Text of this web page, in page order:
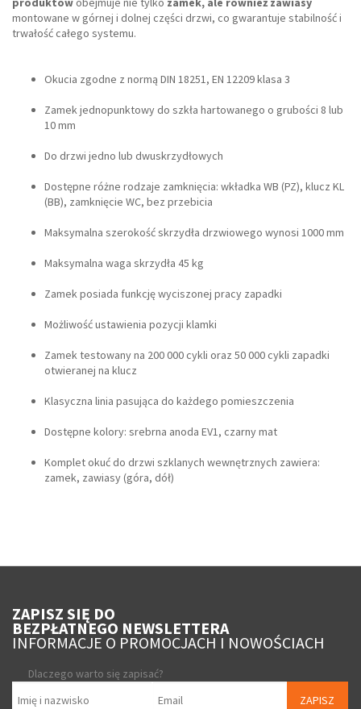
montowane w górnej i dolnej części drzwi, co gwarantuje stabilność i
trwałość całego systemu.
Okucia zgodne z normą DIN 18251, EN 12209 klasa 3
Zamek jednopunktowy do szkła hartowanego o grubości 8 lub
10 mm
Do drzwi jedno lub dwuskrzydłowych
Dostępne różne rodzaje zamknięcia: wkładka WB (PZ), klucz KL
(BB), zamknięcie WC, bez przebicia
Maksymalna szerokość skrzydła drzwiowego wynosi 1000 mm
Maksymalna waga skrzydła 45 kg
Zamek posiada funkcję wyciszonej pracy zapadki
Możliwość ustawienia pozycji klamki
Zamek testowany na 200 000 cykli oraz 50 000 cykli zapadki
otwieranej na klucz
Klasyczna linia pasująca do każdego pomieszczenia
Dostępne kolory: srebrna anoda EV1, czarny mat
Komplet okuć do drzwi szklanych wewnętrznych zawiera:
zamek, zawiasy (góra, dół)
ZAPISZ SIĘ DO
BEZPŁATNEGO NEWSLETTERA
INFORMACJE O PROMOCJACH I NOWOŚCIACH
Dlaczego warto się zapisać?
ZAPISZ